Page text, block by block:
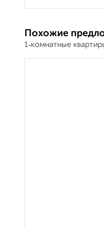
Похожие
1‑комнатные